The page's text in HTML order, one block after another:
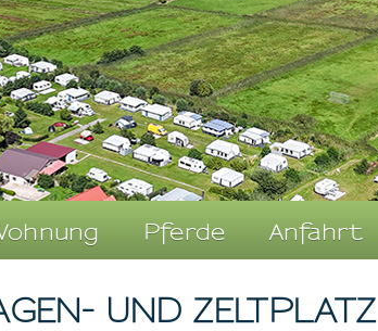
Pferde Anfahrt
UND ZELTPLATZ